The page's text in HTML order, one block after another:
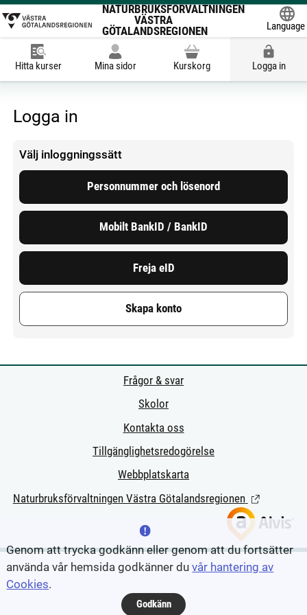
NATURBRUKSFÖRVALTNINGEN
VÄSTRA
GÖTALANDSREGIONEN
Language
Hitta kurser Mina sidor Kurskorg Logga in
Logga in
Välj inloggningssätt
Personnummer och lösenord
Mobilt BankID / BankID
Freja eID
Skapa konto
Frågor & svar
Skolor
Kontakta oss
Tillgänglighetsredogörelse
Webbplatskarta
Naturbruksförvaltningen Västra Götalandsregionen (Länk till
Genom att trycka godkänn eller genom att du fortsätter
använda vår hemsida godkänner duvår hantering av
Cookies.
Godkänn